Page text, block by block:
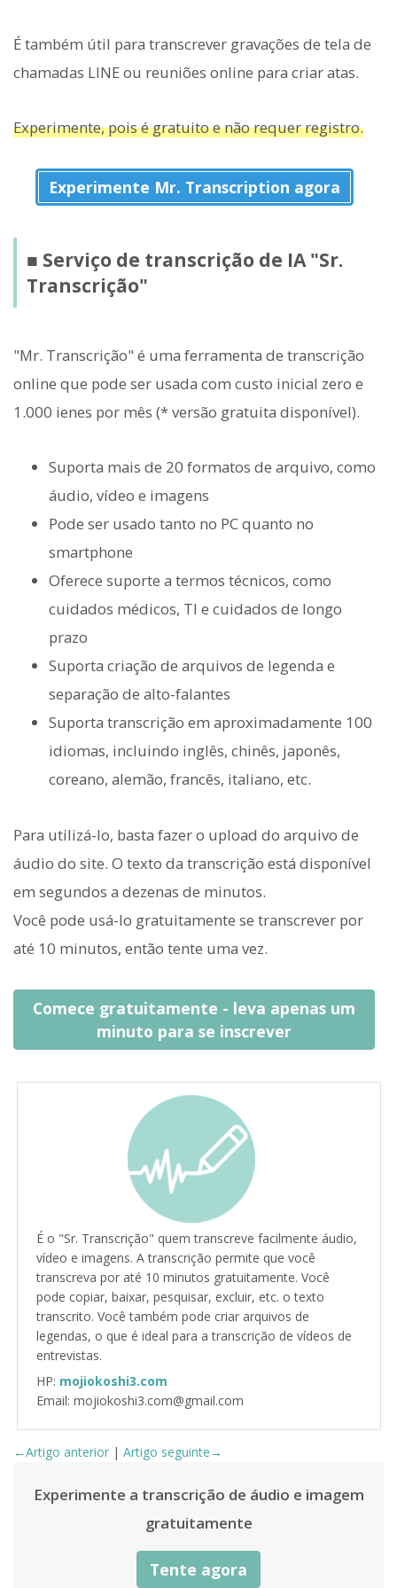
É também útil para transcrever gravações de tela de
chamadas LINE ou reuniões online para criar atas.
Experimente, pois é gratuito e não requer registro.
Experimente Mr. Transcription agora
■ Serviço de transcrição de IA "Sr.
Transcrição"
"Mr. Transcrição" é uma ferramenta de transcrição
online que pode ser usada com custo inicial zero e
1.000 ienes por mês (* versão gratuita disponível).
Suporta mais de 20 formatos de arquivo, como
áudio, vídeo e imagens
Pode ser usado tanto no PC quanto no
smartphone
Oferece suporte a termos técnicos, como
cuidados médicos, TI e cuidados de longo
prazo
Suporta criação de arquivos de legenda e
separação de alto-falantes
Suporta transcrição em aproximadamente 100
idiomas, incluindo inglês, chinês, japonês,
coreano, alemão, francês, italiano, etc.
Para utilizá-lo, basta fazer o upload do arquivo de
áudio do site. O texto da transcrição está disponível
em segundos a dezenas de minutos.
Você pode usá-lo gratuitamente se transcrever por
até 10 minutos, então tente uma vez.
Comece gratuitamente - leva apenas um
minuto para se inscrever
É o "Sr. Transcrição" quem transcreve facilmente áudio,
vídeo e imagens. A transcrição permite que você
transcreva por até 10 minutos gratuitamente. Você
pode copiar, baixar, pesquisar, excluir, etc. o texto
transcrito. Você também pode criar arquivos de
legendas, o que é ideal para a transcrição de vídeos de
entrevistas.
HP: mojiokoshi3.com
Email: mojiokoshi3.com@gmail.com
←Artigo anterior | Artigo seguinte→
Experimente a transcrição de áudio e imagem
gratuitamente
Tente agora